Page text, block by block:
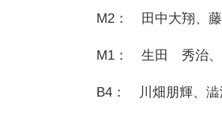
M2： 田中大翔、
M1： 生田 秀治
B4： 川畑朋輝、澁